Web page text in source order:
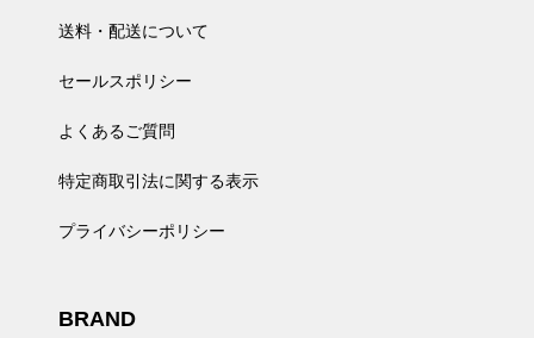
送料・配送について
セールスポリシー
よくあるご質問
特定商取引法に関する表示
プライバシーポリシー
BRAND